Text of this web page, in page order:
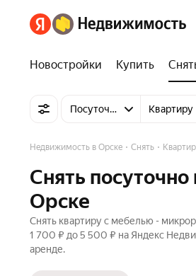
Новостройки Купить
Посуточно Квартиру
Недвижимость в Орске Снять
Снять
Орске
Снять квартиру с мебелью -
1 700 ₽ до 5 500 ₽ на Яндекс
аренде.